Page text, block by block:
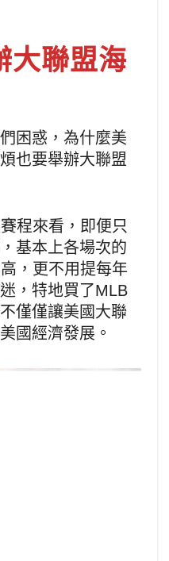
大聯盟海
困惑，為什麼美
也要舉辦大聯盟
程來看，即便只
基本上各場次的
，更不用提每年
，特地買了MLB
僅僅讓美國大聯
國經濟發展。